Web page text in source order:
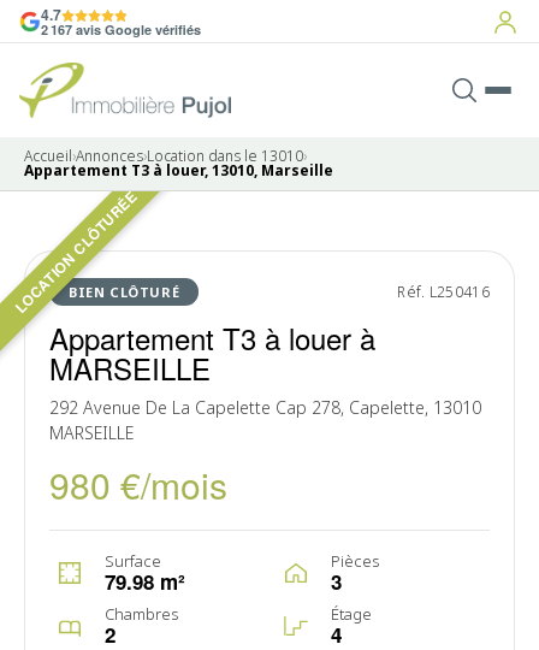
4.7
2 167 avis Google vérifiés
Accueil›Annonces›Location dans le 13010›
Appartement T3 à louer, 13010, Marseille
LOCATION CLÔTURÉE
BIEN CLÔTURÉ Réf. L250416
Appartement T3 à louer à
MARSEILLE
292 Avenue De La Capelette Cap 278, Capelette, 13010
MARSEILLE
980 €/mois
Surface
79.98 m²
Pièces
3
Chambres
2
Étage
4
LOUÉ